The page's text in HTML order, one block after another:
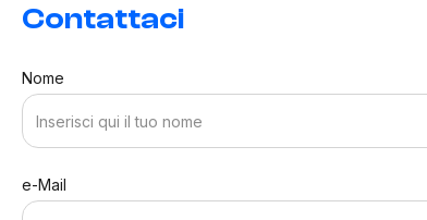
Contattaci
Nome
e-Mail